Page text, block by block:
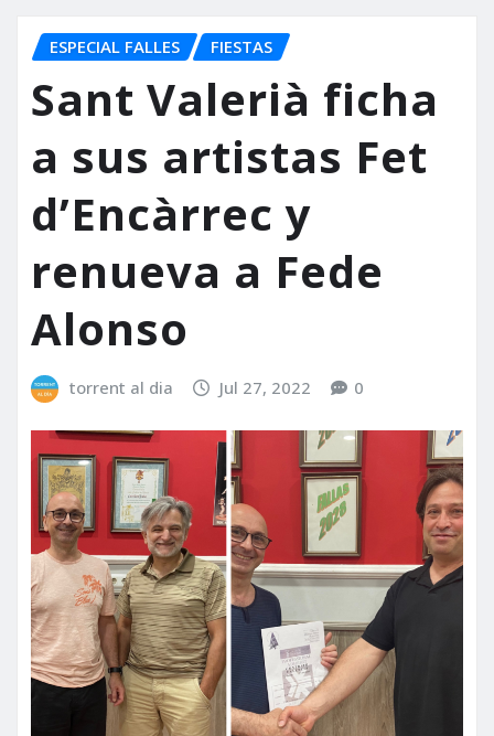
ESPECIAL FALLES FIESTAS
Sant Valerià ficha
a sus artistas Fet
d’Encàrrec y
renueva a Fede
Alonso
torrent al dia Jul 27, 2022 0